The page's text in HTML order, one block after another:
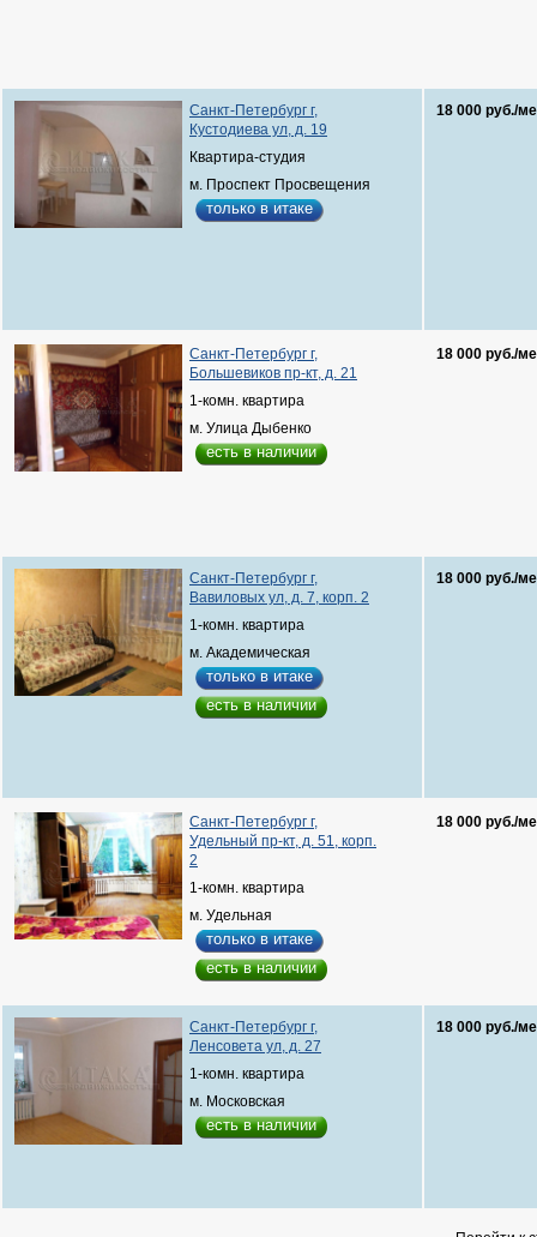
Санкт-Петербург г,
Кустодиева ул, д. 19
Квартира-студия
м. Проспект Просвещения
только в итаке
18 000 руб./
Санкт-Петербург г,
Большевиков пр-кт, д. 21
1-комн. квартира
м. Улица Дыбенко
есть в наличии
18 000 руб./
Санкт-Петербург г,
Вавиловых ул, д. 7, корп. 2
1-комн. квартира
м. Академическая
только в итаке
есть в наличии
18 000 руб./
Санкт-Петербург г,
Удельный пр-кт, д. 51, корп.
2
1-комн. квартира
м. Удельная
только в итаке
есть в наличии
18 000 руб./
Санкт-Петербург г,
Ленсовета ул, д. 27
1-комн. квартира
м. Московская
есть в наличии
18 000 руб./